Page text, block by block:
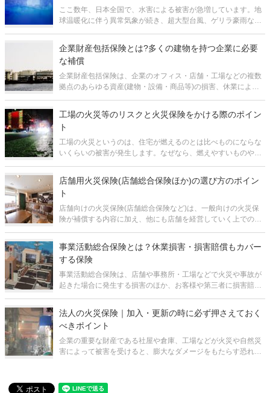
ここ数年、日本全国で、水害による被害が急増しています。地
球温暖化に伴う異常気象が続き、超大型台風、ゲリラ豪雨など
企業財産包括保険とは?多くの建物を持つ企業に必要
な補償
企業財産包括保険は、企業のオフィス・店舗・工場などの複数
拠点のあらゆる資産(建物・設備・商品等)の損害、休業による
て大いに役立つ保険といえ
工場の火災等のリスクと火災保険をかける際のポイン
ト
工場の火災というのは、住宅が燃えるのとは比べものにならな
いくらいの被害が発生します。なぜなら、燃えやすいものや爆
フィス用品を扱う大手
店舗用火災保険(店舗総合保険ほか)の選び方のポイン
ト
店舗向けの火災保険(店舗総合保険など)は、一般向けの火災保
険が補償する内容に加え、他にも店舗を経営していく上での
に置いて、どういう意味で
事業活動総合保険とは？休業損害・損害賠償もカバー
する保険
事業活動総合保険は、店舗や事務所・工場などで火災や事故が
起きた場合に発生する損害のほか、お客様や第三者に損害賠償
災保険よりも補償範囲が広
法人の火災保険｜加入・更新の時に必ず押さえておく
べきポイント
企業の重要な財産である社屋や倉庫、工場などが火災や自然災
害によって被害を受けると、膨大なダメージをもたらす恐れが
いても、いざ損害が発生し